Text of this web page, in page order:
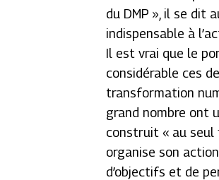
du DMP », il se dit
indispensable à
Il est vrai que le
considérable ces
transformation
grand nombre ont
construit « au seul
organise son
d’objectifs et de